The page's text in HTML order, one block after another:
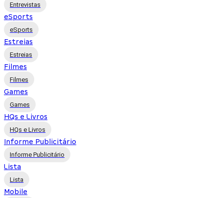
Entrevistas
eSports
eSports
Estreias
Estreias
Filmes
Filmes
Games
Games
HQs e Livros
HQs e Livros
Informe Publicitário
Informe Publicitário
Lista
Lista
Mobile